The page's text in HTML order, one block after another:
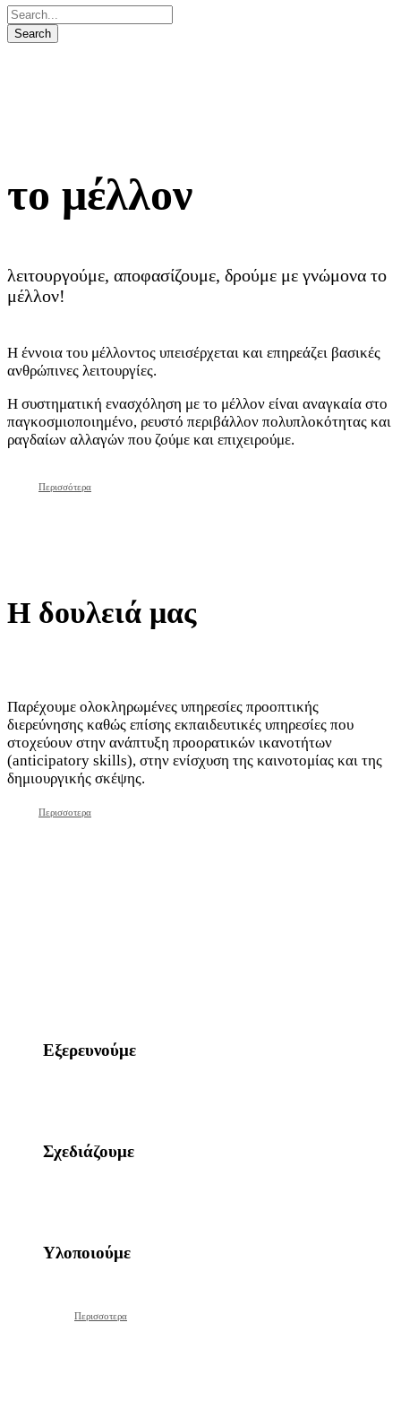
το μέλλον
λειτουργούμε, αποφασίζουμε, δρούμε με γνώμονα το
μέλλον!
Η έννοια του μέλλοντος υπεισέρχεται και επηρεάζει βασικές
ανθρώπινες λειτουργίες.
Η συστηματική ενασχόληση με το μέλλον είναι αναγκαία στο
παγκοσμιοποιημένο, ρευστό περιβάλλον πολυπλοκότητας και
ραγδαίων αλλαγών που ζούμε και επιχειρούμε.
Περισσότερα
Η δουλειά μας
Παρέχουμε ολοκληρωμένες υπηρεσίες προοπτικής
διερεύνησης καθώς επίσης εκπαιδευτικές υπηρεσίες που
στοχεύουν στην ανάπτυξη προορατικών ικανοτήτων
(anticipatory skills), στην ενίσχυση της καινοτομίας και της
δημιουργικής σκέψης.
Περισσοτερα
Εξερευνούμε
Σχεδιάζουμε
Υλοποιούμε
Περισσοτερα